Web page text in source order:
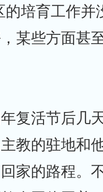
的培育工作并
某些方面甚
复活节后几
教的驻地和
家的路程。